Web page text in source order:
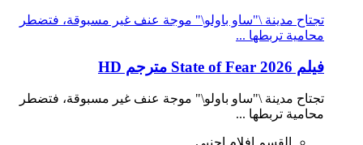
تجتاح مدينة \"ساو باولو\" موجة عنف غير مسبوقة، فتضطر
محامية تربطها ...
فيلم State of Fear 2026 مترجم HD
تجتاح مدينة \"ساو باولو\" موجة عنف غير مسبوقة، فتضطر
محامية تربطها ...